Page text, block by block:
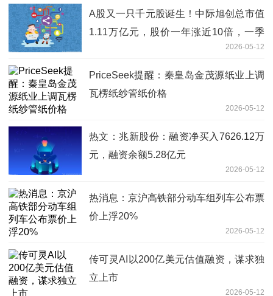
A股又一只千元股诞生！中际旭创总市值
1.11万亿元，股价一年涨近10倍，一季
2026-05-12
PriceSeek提醒：秦皇岛金茂源纸业上调
瓦楞纸纱管纸价格
2026-05-12
热文：兆新股份：融资净买入7626.12万
元，融资余额5.28亿元
2026-05-12
热消息：京沪高铁部分动车组列车公布票
价上浮20%
2026-05-12
传可灵AI以200亿美元估值融资，谋求独
立上市
2026-05-12